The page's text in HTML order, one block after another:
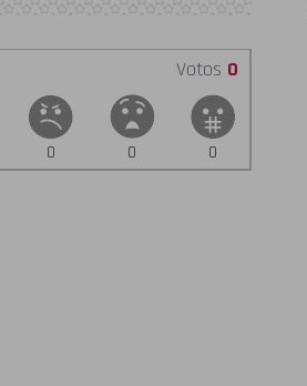
Votos 0
0 0 0